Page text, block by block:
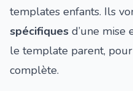
templates enfants. Ils
spécifiques d’une mise
le template parent,
complète.